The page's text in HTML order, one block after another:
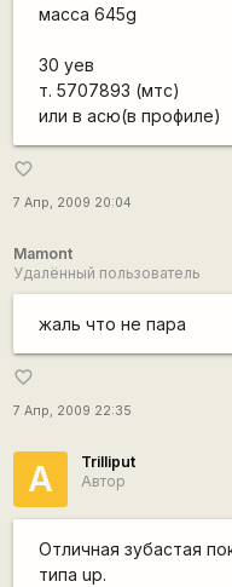
масса 645g
30 уев
т. 5707893 (мтс)
или в асю(в профиле)
favorite_border
7 Апр, 2009 20:04
Mamont
Удалённый пользователь
жаль что не пара
favorite_border
7 Апр, 2009 22:35
А
Trilliput
Автор
Отличная зубастая
типа up.